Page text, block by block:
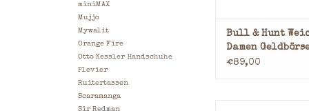
miniMAX
Mujjo
Mywalit
Orange Fire
Otto Kessler Handschuhe
Plevier
Ruitertassen
Scaramanga
Sir Redman
Bull & Hunt
Damen
Reißverschluss
€89,00